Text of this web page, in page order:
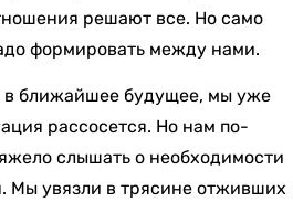
решают все. Но само
формировать между нами.
в ближайшее будущее, мы уже
рассосется. Но нам по-
слышать о необходимости
Мы увязли в трясине отживших